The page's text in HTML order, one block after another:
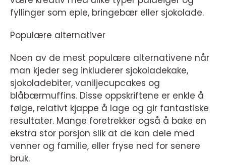
fyllinger som eple, bringebær eller sjokolade.
Populære alternativer
Noen av de mest populære alternativene når
man kjeder seg inkluderer sjokoladekake,
sjokoladebiter, vaniljecupcakes og
blåbærmuffins. Disse oppskriftene er enkle å
følge, relativt kjappe å lage og gir fantastiske
resultater. Mange foretrekker også å bake en
ekstra stor porsjon slik at de kan dele med
venner og familie, eller fryse ned for senere
bruk.